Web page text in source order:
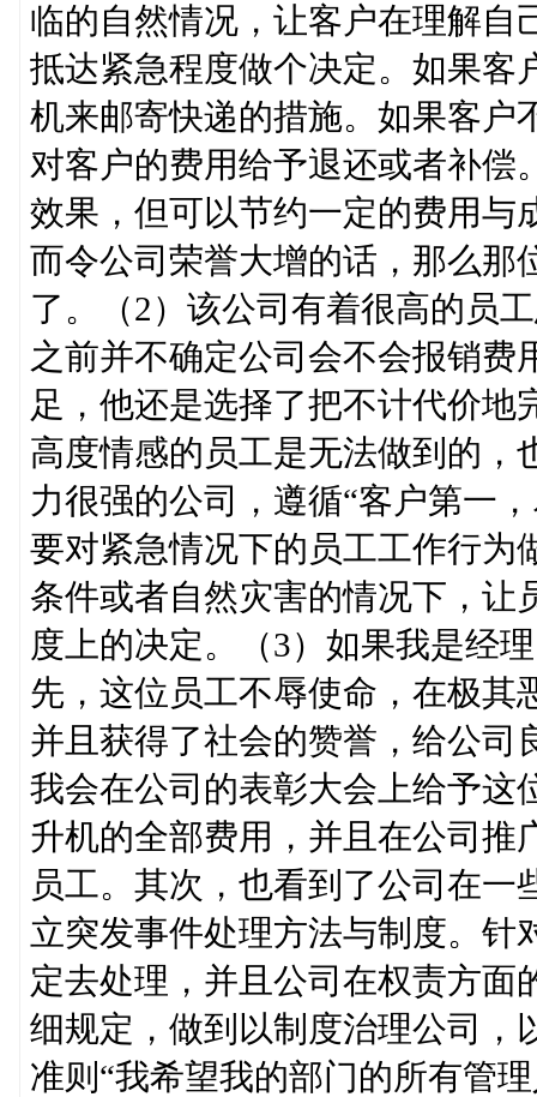
临的自然情况，让客户在理解自
抵达紧急程度做个决定。如果客
机来邮寄快递的措施。如果客户
对客户的费用给予退还或者补偿
效果，但可以节约一定的费用与
而令公司荣誉大增的话，那么那
了。（2）该公司有着很高的员
之前并不确定公司会不会报销费
足，他还是选择了把不计代价地
高度情感的员工是无法做到的，
力很强的公司，遵循“客户第一
要对紧急情况下的员工工作行为
条件或者自然灾害的情况下，让
度上的决定。（3）如果我是经
先，这位员工不辱使命，在极其
并且获得了社会的赞誉，给公司
我会在公司的表彰大会上给予这
升机的全部费用，并且在公司推
员工。其次，也看到了公司在
立突发事件处理方法与制度。针
定去处理，并且公司在权责方面
细规定，做到以制度治理公司
准则“我希望我的部门的所有管